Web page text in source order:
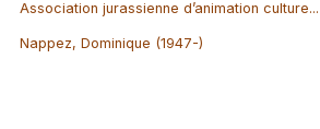
Association jurassienne d’animation culture...
Nappez, Dominique (1947-)